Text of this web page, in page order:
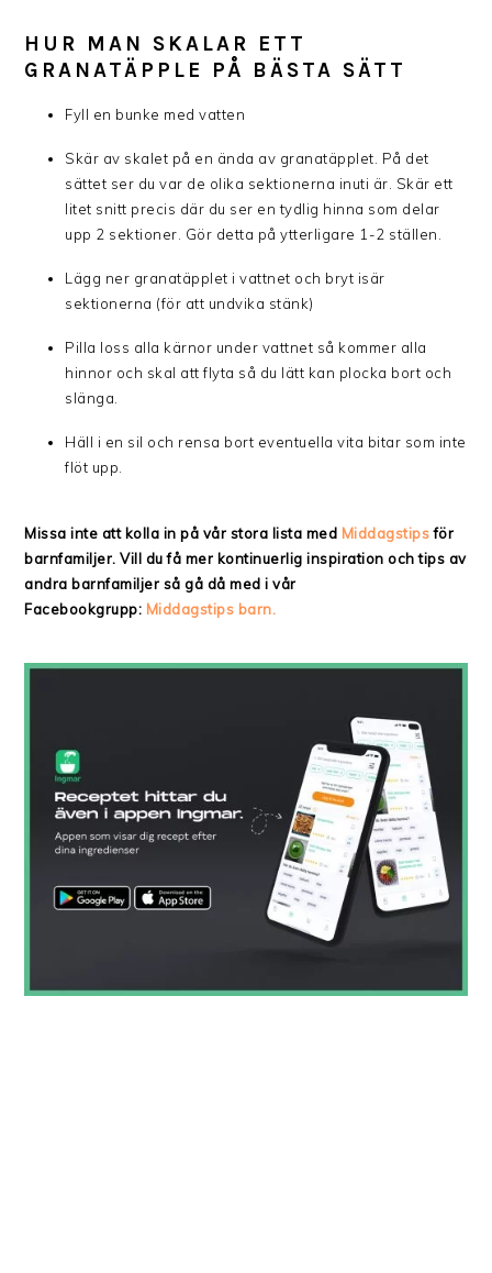
HUR MAN SKALAR ETT
GRANATÄPPLE PÅ BÄSTA SÄTT
Fyll en bunke med vatten
Skär av skalet på en ända av granatäpplet. På det
sättet ser du var de olika sektionerna inuti är. Skär ett
litet snitt precis där du ser en tydlig hinna som delar
upp 2 sektioner. Gör detta på ytterligare 1-2 ställen.
Lägg ner granatäpplet i vattnet och bryt isär
sektionerna (för att undvika stänk)
Pilla loss alla kärnor under vattnet så kommer alla
hinnor och skal att flyta så du lätt kan plocka bort och
slänga.
Häll i en sil och rensa bort eventuella vita bitar som inte
flöt upp.
Missa inte att kolla in på vår stora lista med Middagstipsför
barnfamiljer. Vill du få mer kontinuerlig inspiration och tips av
andra barnfamiljer så gå då med i vår
Facebookgrupp: Middagstips barn.